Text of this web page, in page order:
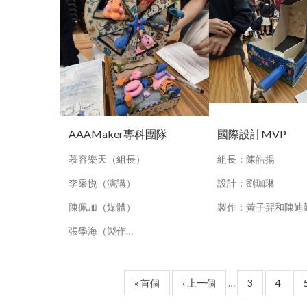
AAAMaker專科團隊
慕容樂天（組長）
李采悦（演講）
陳佩加（媒體）
張學海（製作…
國際設計MVP
組長：陳皓揚
設計：劉珈琳
製作：黃子羿和陳
First
« 首個
上
‹ 上一個 … Page
3 Page
4